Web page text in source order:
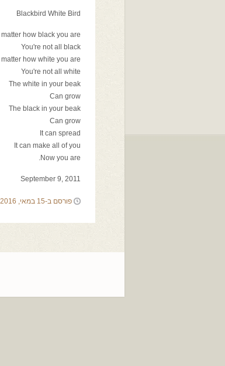
Blackbird White Bird
matter how black you are
You're not all black
matter how white you are
You're not all white
The white in your beak
Can grow
The black in your beak
Can grow
It can spread
It can make all of you
Now you are.
September 9, 2011
פורסם ב-15 במאי, 2016